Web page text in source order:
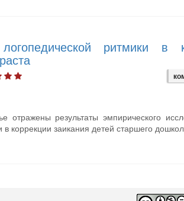
ритмики в
отражены результаты эмпирического
в коррекции заикания детей старшего